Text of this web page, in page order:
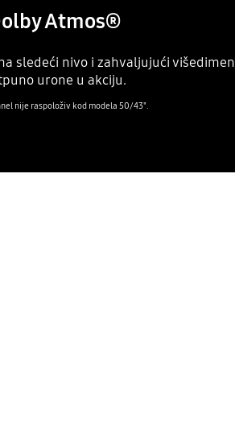
Atmos®
sledeći nivo i zahvaljujući
urone u akciju.
nije raspoloživ kod modela 50/43".